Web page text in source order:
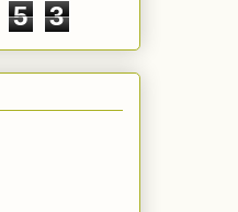
5
3